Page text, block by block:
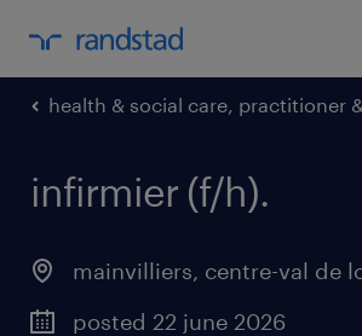
health & social care, practitioner
infirmier (f/h).
mainvilliers, centre-val de
posted 22 june 2026